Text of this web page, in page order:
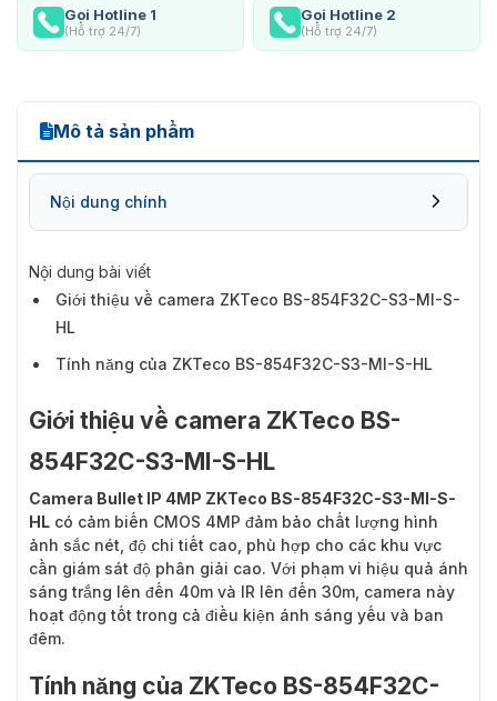
Gọi Hotline 1
(Hỗ trợ 24/7)
Gọi Hotline 2
(Hỗ trợ 24/7)
Mô tả sản phẩm
Nội dung chính
Nội dung bài viết
Giới thiệu về camera ZKTeco BS-854F32C-S3-MI-S-
HL
Tính năng của ZKTeco BS-854F32C-S3-MI-S-HL
Giới thiệu về camera ZKTeco BS-
854F32C-S3-MI-S-HL
Camera Bullet IP 4MP ZKTeco BS-854F32C-S3-MI-S-
HL có cảm biến CMOS 4MP đảm bảo chất lượng hình
ảnh sắc nét, độ chi tiết cao, phù hợp cho các khu vực
cần giám sát độ phân giải cao. Với phạm vi hiệu quả ánh
sáng trắng lên đến 40m và IR lên đến 30m, camera này
hoạt động tốt trong cả điều kiện ánh sáng yếu và ban
đêm.
Tính năng của ZKTeco BS-854F32C-